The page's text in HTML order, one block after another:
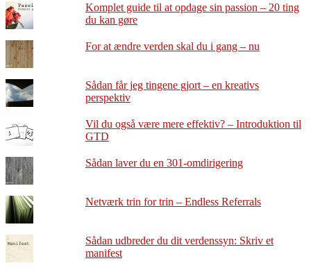
Komplet guide til at opdage sin passion – 20 ting
du kan gøre
For at ændre verden skal du i gang – nu
Sådan får jeg tingene gjort – en kreativs
perspektiv
Vil du også være mere effektiv? – Introduktion til
GTD
Sådan laver du en 301-omdirigering
Netværk trin for trin – Endless Referrals
Sådan udbreder du dit verdenssyn: Skriv et
manifest